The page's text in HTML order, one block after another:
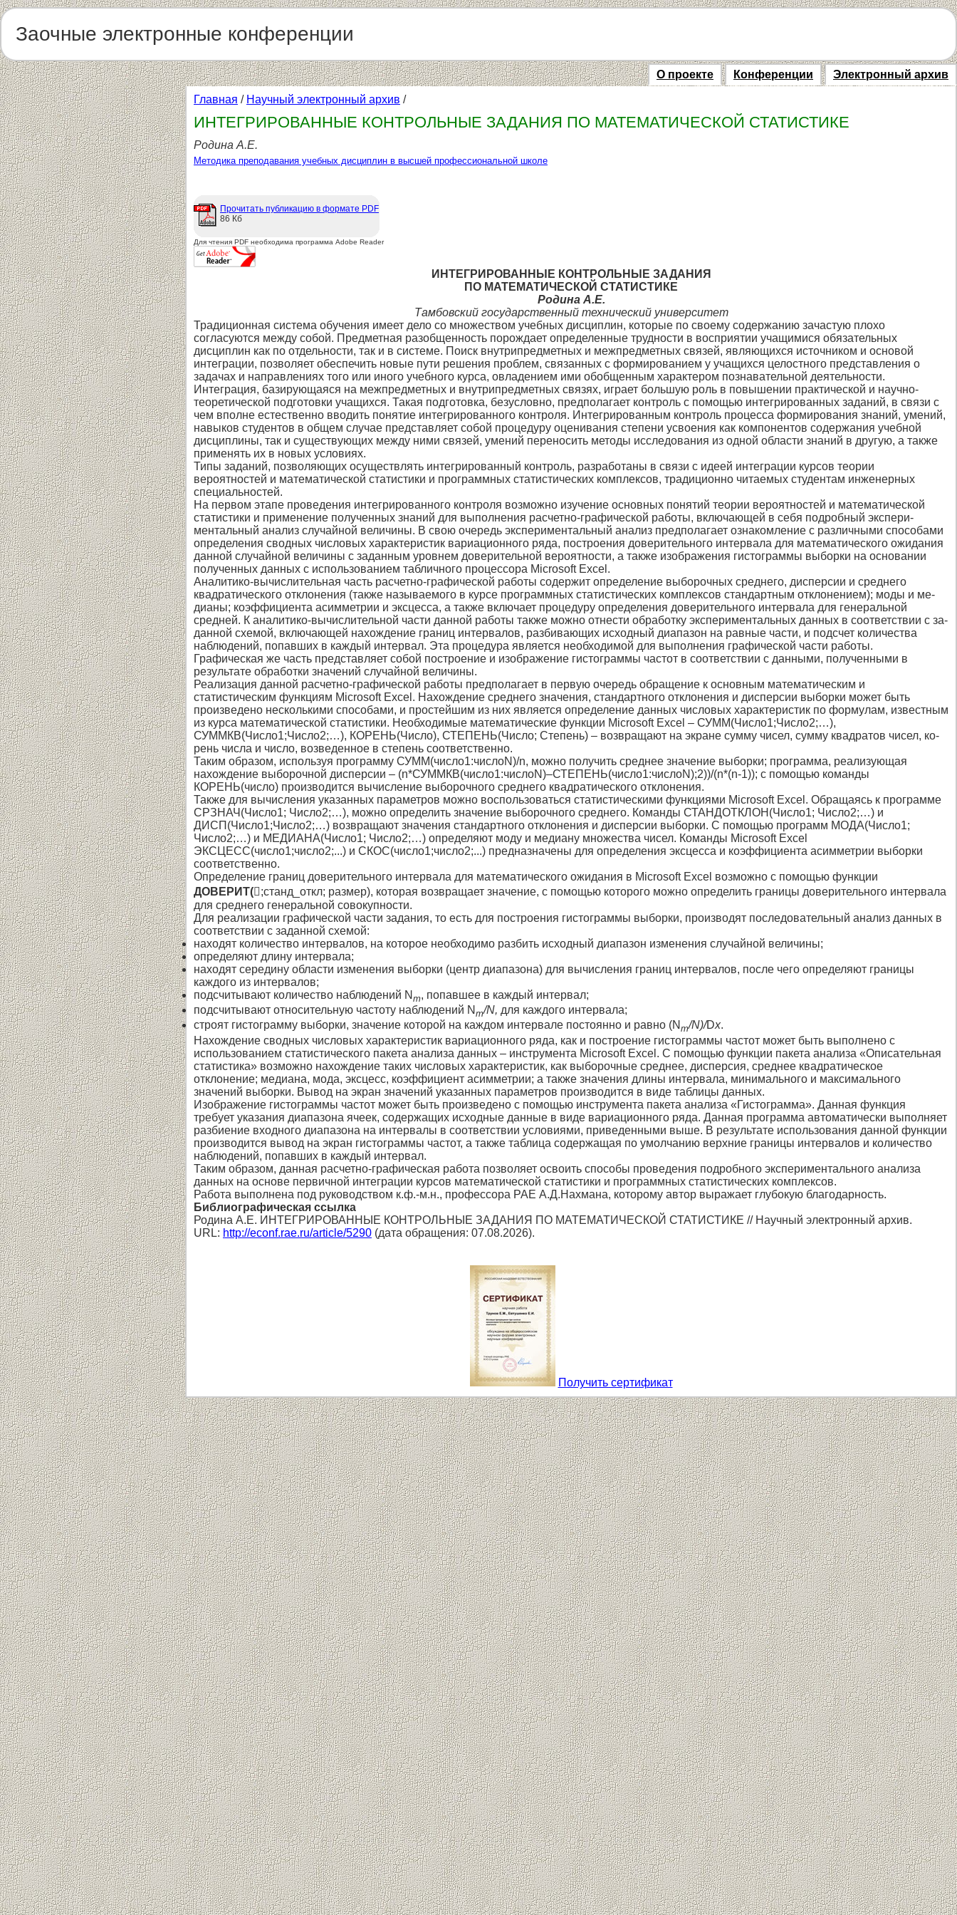
Заочные электронные конференции
О проекте Конференции Электронный архив
Главная / Научный электронный архив /
ИНТЕГРИРОВАННЫЕ КОНТРОЛЬНЫЕ ЗАДАНИЯ ПО МАТЕМАТИЧЕСКОЙ СТАТИСТИКЕ
Родина А.Е.
Методика преподавания учебных дисциплин в высшей профессиональной школе
Прочитать публикацию в формате PDF
86 Кб
Для чтения PDF необходима программа Adobe Reader
ИНТЕГРИРОВАННЫЕ КОНТРОЛЬНЫЕ ЗАДАНИЯ
ПО МАТЕМАТИЧЕСКОЙ СТАТИСТИКЕ
Родина А.Е.
Тамбовский государственный технический университет
Традиционная система обучения имеет дело со мно­жеством учебных дисциплин, которые по своему содер­жанию зачастую плохо
согласуются между собой. Пред­метная разобщенность порождает определенные трудно­сти в восприятии учащимися обязательных
дисциплин как по отдельности, так и в системе. Поиск внутрипред­метных и межпредметных связей, являющихся источни­ком и основой
интеграции, позволяет обеспечить новые пути решения проблем, связанных с формированием у учащихся целостного представления о
задачах и направ­лениях того или иного учебного курса, овладением ими обобщенным характером познавательной деятельности.
Интеграция, базирующаяся на межпредметных и внутрипредметных связях, играет большую роль в повы­шении практической и научно-
теоретической подготовки учащихся. Такая подготовка, безусловно, предполагает контроль с помощью интегрированных заданий, в связи с
чем вполне естественно вводить понятие интегрирован­ного контроля. Интегрированным контроль процесса формирования знаний, умений,
навыков студентов в об­щем случае представляет собой процедуру оценивания степени усвоения как компонентов содержания учебной
дисциплины, так и существующих между ними связей, умений переносить методы исследования из одной об­ласти знаний в другую, а также
применять их в новых условиях.
Типы заданий, позволяющих осуществлять интегри­рованный контроль, разработаны в связи с идеей инте­грации курсов теории
вероятностей и математической статистики и программных статистических комплексов, традиционно читаемых студентам инженерных
специ­альностей.
На первом этапе проведения интегрированного кон­троля возможно изучение основных понятий теории вероятностей и математической
статистики и применение полученных знаний для выполнения расчетно-графиче­ской работы, включающей в себя подробный экспери­
ментальный анализ случайной величины. В свою очередь экспериментальный анализ предполагает ознакомление с различными способами
определения сводных числовых характеристик вариационного ряда, построения довери­тельного интервала для математического ожидания
дан­ной случайной величины с заданным уровнем довери­тельной вероятности, а также изображения гистограммы выборки на основании
полученных данных с использо­ванием табличного процессора Microsoft Excel.
Аналитико-вычислительная часть расчетно-графи­ческой работы содержит определение выборочных сред­него, дисперсии и среднего
квадратического отклонения (также называемого в курсе программных статистиче­ских комплексов стандартным отклонением); моды и ме­
дианы; коэффициента асимметрии и эксцесса, а также включает процедуру определения доверительного интер­вала для генеральной
средней. К аналитико-вычисли­тельной части данной работы также можно отнести обра­ботку экспериментальных данных в соответствии с за­
данной схемой, включающей нахождение границ интер­валов, разбивающих исходный диапазон на равные части, и подсчет количества
наблюдений, попавших в каждый интервал. Эта процедура является необходимой для вы­полнения графической части работы.
Графическая же часть представляет собой по­строение и изображение гистограммы частот в соответ­ствии с данными, полученными в
результате обработки значений случайной величины.
Реализация данной расчетно-графической работы предполагает в первую очередь обращение к основным математическим и
статистическим функциям Microsoft Excel. Нахождение среднего значения, стандартного от­клонения и дисперсии выборки может быть
произведено несколькими способами, и простейшим из них является определение данных числовых характеристик по форму­лам, известным
из курса математической статистики. Не­обходимые математические функции Microsoft Excel – СУММ(Число1;Число2;…),
СУММКВ(Число1;Число2;…), КОРЕНЬ(Число), СТЕПЕНЬ(Число; Степень) – возвра­щают на экране сумму чисел, сумму квадратов чисел, ко­
рень числа и число, возведенное в степень соответст­венно.
Таким образом, используя программу СУММ(число1:числоN)/n, можно получить среднее зна­чение выборки; программа, реализующая
нахождение выборочной дисперсии – (n*СУММКВ(число1:числоN)–СТЕПЕНЬ(число1:числоN);2))/(n*(n-1)); с помощью ко­манды
КОРЕНЬ(число) производится вычисление выбо­рочного среднего квадратического отклонения.
Также для вычисления указанных параметров можно воспользоваться статистическими функциями Microsoft Excel. Обращаясь к программе
СРЗНАЧ(Число1; Число2;…), можно определить значе­ние выборочного среднего. Команды СТАНДОТКЛОН(Число1; Число2;…) и
ДИСП(Число1;Число2;…) возвращают значения стан­дартного отклонения и дисперсии выборки. С помощью программ МОДА(Число1;
Число2;…) и МЕДИАНА(Число1; Число2;…) определяют моду и ме­диану множества чисел. Команды Microsoft Excel
ЭКСЦЕСС(число1;число2;...) и СКОС(число1;число2;...) предназначены для определения эксцесса и коэффици­ента асимметрии выборки
соответственно.
Определение границ доверительного интервала для математического ожидания в Microsoft Excel возможно с помощью функции
ДОВЕРИТ(;станд_откл; размер), которая возвращает значение, с помощью которого можно определить границы доверительного интервала
для среднего генеральной совокупности.
Для реализации графической части задания, то есть для построения гистограммы выборки, производят по­следовательный анализ данных в
соответствии с задан­ной схемой:
находят количество интервалов, на которое необхо­димо разбить исходный диапазон изменения слу­чайной величины;
определяют длину интервала;
находят середину области изменения выборки (центр диапазона) для вычисления границ интер­валов, после чего определяют границы
каждого из интервалов;
подсчитывают количество наблюдений N m, попав­шее в каждый интервал;
подсчитывают относительную частоту наблюдений N m/N, для каждого интервала;
строят гистограмму выборки, значение которой на каждом интервале постоянно и равно (N m/N)/Dx.
Нахождение сводных числовых характеристик вариа­ционного ряда, как и построение гистограммы частот может быть выполнено с
использованием статистиче­ского пакета анализа данных – инструмента Microsoft Excel. С помощью функции пакета анализа «Описатель­ная
статистика» возможно нахождение таких числовых характеристик, как выборочные среднее, дисперсия, среднее квадратическое
отклонение; медиана, мода, экс­цесс, коэффициент асимметрии; а также значения длины интервала, минимального и максимального
значений вы­борки. Вывод на экран значений указанных параметров производится в виде таблицы данных.
Изображение гистограммы частот может быть про­изведено с помощью инструмента пакета анализа «Гистограмма». Данная функция
требует указания диапа­зона ячеек, содержащих исходные данные в виде вариа­ционного ряда. Данная программа автоматически выпол­няет
разбиение входного диапазона на интервалы в соот­ветствии условиями, приведенными выше. В результате использования данной функции
производится вывод на экран гистограммы частот, а также таблица содержащая по умолчанию верхние границы интервалов и количество
наблюдений, попавших в каждый интервал.
Таким образом, данная расчетно-графическая работа позволяет освоить способы проведения подробного экс­периментального анализа
данных на основе первичной интеграции курсов математической статистики и про­граммных статистических комплексов.
Работа выполнена под руководством к.ф.-м.н., профессора РАЕ А.Д.Нахмана, которому автор выражает глубокую благодарность.
Библиографическая ссылка
Родина А.Е. ИНТЕГРИРОВАННЫЕ КОНТРОЛЬНЫЕ ЗАДАНИЯ ПО МАТЕМАТИЧЕСКОЙ СТАТИСТИКЕ // Научный электронный архив.
URL: http://econf.rae.ru/article/5290 (дата обращения: 07.08.2026).
Получить сертификат